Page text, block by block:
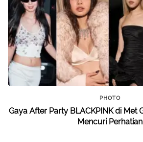
PHOTO
Gaya After Party BLACKPINK di Met
Mencuri Perhatian